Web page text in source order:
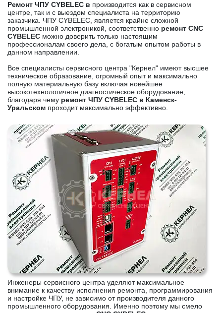
Ремонт ЧПУ CYBELEC в производится как в сервисном
центре, так и с выездом специалиста на территорию
заказчика. ЧПУ CYBELEC, является крайне сложной
промышленной электроникой, соответственно ремонт CNC
CYBELEC можно доверить только настоящим
профессионалам своего дела, с богатым опытом работы в
данном направлении.
Все специалисты сервисного центра "Кернел" имеют высшее
техническое образование, огромный опыт и максимально
полную материальную базу включая новейшее
высокотехнологичное диагностическое оборудование,
благодаря чему ремонт ЧПУ CYBELEC в Каменск-
Уральском проходит максимально эффективно.
Инженеры сервисного центра уделяют максимальное
внимание к качеству исполнения ремонта, программирования
и настройке ЧПУ, не зависимо от производителя данного
промышленного оборудования. Именно поэтому мы смело